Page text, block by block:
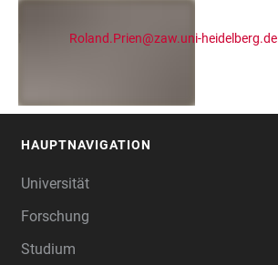
Roland.Prien@zaw.uni-heidelberg.de
HAUPTNAVIGATION
Universität
Forschung
Studium